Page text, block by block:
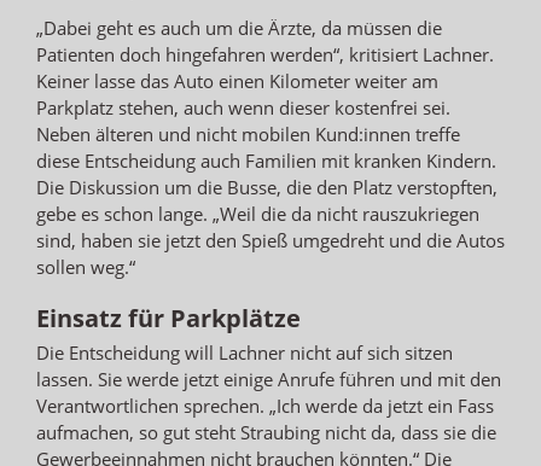
„Dabei geht es auch um die Ärzte, da müssen die
Patienten doch hingefahren werden“, kritisiert Lachner.
Keiner lasse das Auto einen Kilometer weiter am
Parkplatz stehen, auch wenn dieser kostenfrei sei.
Neben älteren und nicht mobilen Kund:innen treffe
diese Entscheidung auch Familien mit kranken Kindern.
Die Diskussion um die Busse, die den Platz verstopften,
gebe es schon lange. „Weil die da nicht rauszukriegen
sind, haben sie jetzt den Spieß umgedreht und die Autos
sollen weg.“
Einsatz für Parkplätze
Die Entscheidung will Lachner nicht auf sich sitzen
lassen. Sie werde jetzt einige Anrufe führen und mit den
Verantwortlichen sprechen. „Ich werde da jetzt ein Fass
aufmachen, so gut steht Straubing nicht da, dass sie die
Gewerbeeinnahmen nicht brauchen könnten.“ Die